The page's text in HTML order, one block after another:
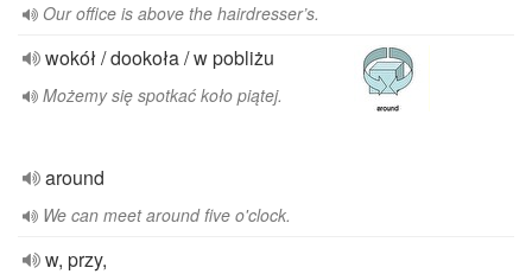
Our office is above the hairdresser’s.
wokół / dookoła / w pobliżu
Możemy się spotkać koło piątej.
around
We can meet around five o'clock.
w, przy,